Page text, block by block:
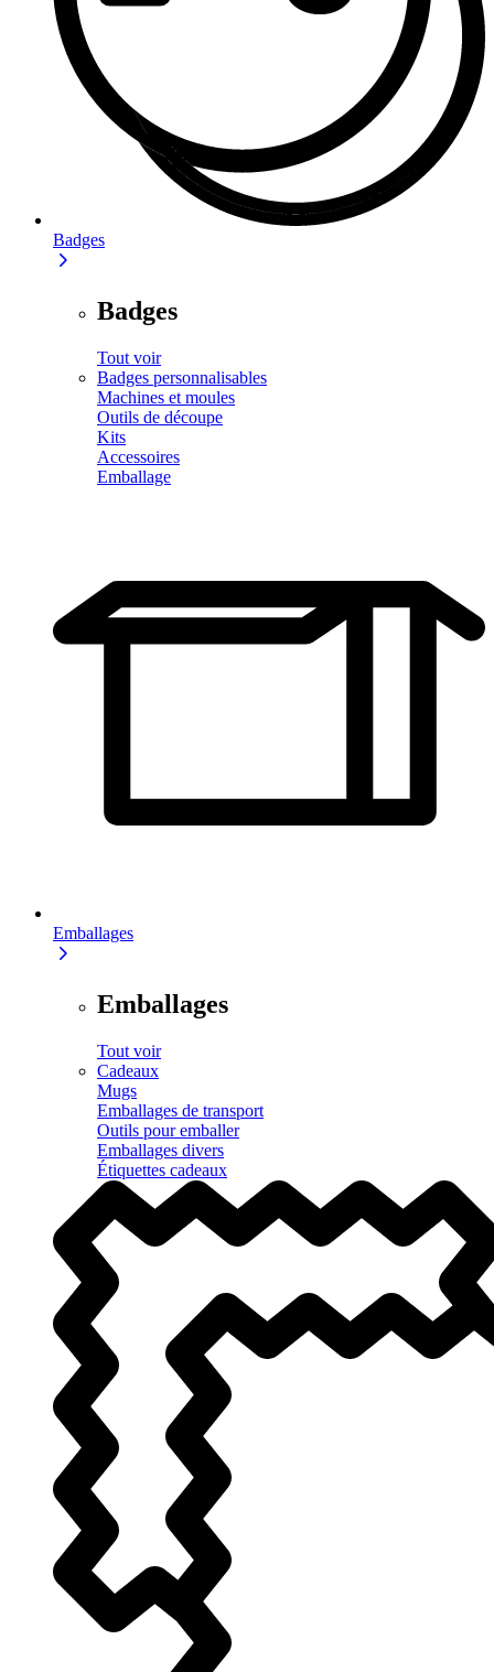
Badges
Badges
Tout voir
Badges personnalisables
Machines et moules
Outils de découpe
Kits
Accessoires
Emballage
Emballages
Emballages
Tout voir
Cadeaux
Mugs
Emballages de transport
Outils pour emballer
Emballages divers
Étiquettes cadeaux